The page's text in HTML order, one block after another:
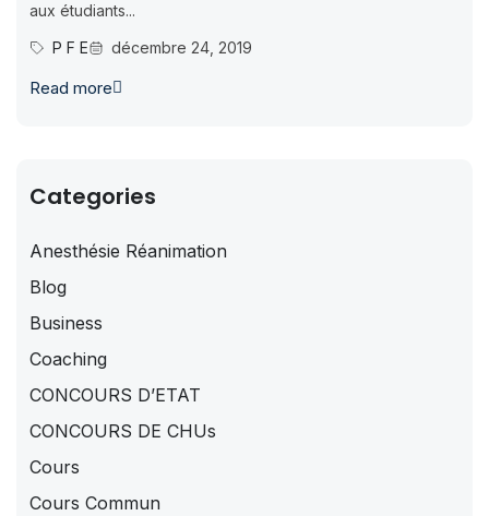
aux étudiants...
P F E
décembre 24, 2019
Read more
Categories
Anesthésie Réanimation
Blog
Business
Coaching
CONCOURS D’ETAT
CONCOURS DE CHUs
Cours
Cours Commun